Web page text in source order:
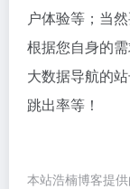
户体验等；当
根据您自身的
大数据导航的
跳出率等！
本站浩楠博客提